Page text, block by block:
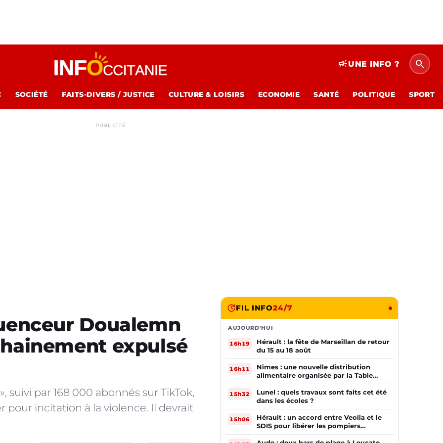
campaignUNE INFO ? search
SOCIÉTÉ FAITS-DIVERS / JUSTICE CULTURE & LOISIRS ECONOMIE SANTÉ POLITIQUE SPORT
PUBLICITÉ
Doualemn
expulsé
suivi par 168 000 abonnés sur TikTok,
incitation à la violence. Il devrait
FIL INFO24/7
AUJOURD'HUI
16h19
Hérault : la fête de Marseillan de retour
du 15 au 18 août
16h11
Nîmes : une nouvelle distribution
alimentaire organisée par la Table
Ouverte
15h32
Lunel : quels travaux sont faits cet été
dans les écoles ?
15h06
Hérault : un accord entre Veolia et le
SDIS pour libérer les pompiers
volontaires